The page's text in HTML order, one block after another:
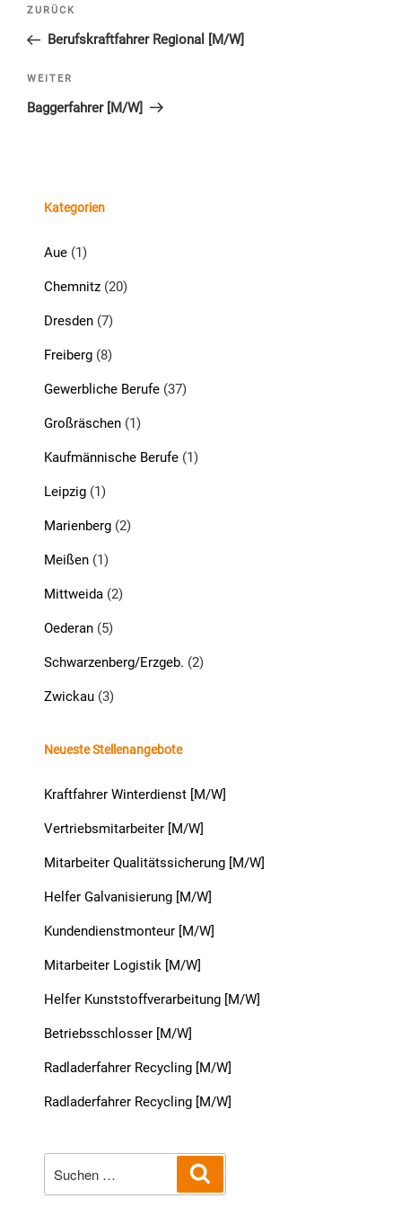
Vorheriger
Beitrag
ZURÜCK
Berufskraftfahrer Regional [M/W]
Nächster
Beitrag
WEITER
Baggerfahrer [M/W]
Kategorien
Aue(1)
Chemnitz(20)
Dresden(7)
Freiberg(8)
Gewerbliche Berufe(37)
Großräschen(1)
Kaufmännische Berufe(1)
Leipzig(1)
Marienberg(2)
Meißen(1)
Mittweida(2)
Oederan(5)
Schwarzenberg/Erzgeb. (2)
Zwickau(3)
Neueste Stellenangebote
Kraftfahrer Winterdienst [M/W]
Vertriebsmitarbeiter [M/W]
Mitarbeiter Qualitätssicherung [M/W]
Helfer Galvanisierung [M/W]
Kundendienstmonteur [M/W]
Mitarbeiter Logistik [M/W]
Helfer Kunststoffverarbeitung [M/W]
Betriebsschlosser [M/W]
Radladerfahrer Recycling [M/W]
Radladerfahrer Recycling [M/W]
nach: